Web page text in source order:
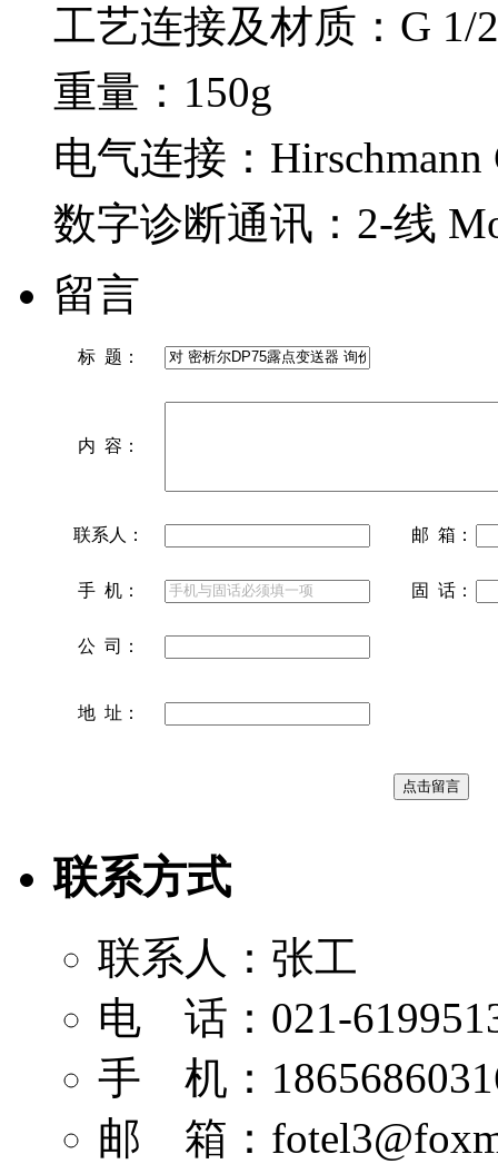
工艺连接及材质：G 1/
重量：150g
电气连接：Hirschmann
数字诊断通讯：2-线
留言
标 题：
内 容：
联系人： 邮 箱：
手 机： 固 话：
公 司：
地 址：
联系方式
联系人：张工
电 话：021-
手 机：
邮 箱：